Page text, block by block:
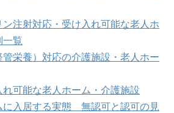
注射対応・受け入れ可能な老人ホ
覧
栄養）対応の介護施設・老人ホー
れ可能な老人ホーム・介護施設
に入居する実態 無認可と認可の見